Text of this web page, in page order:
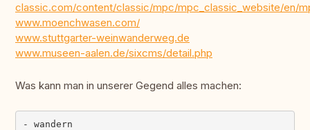
classic.com/content/classic/mpc/mpc_classic_website/en/
www.moenchwasen.com/
www.stuttgarter-weinwanderweg.de
www.museen-aalen.de/sixcms/detail.php
Was kann man in unserer Gegend alles machen:
- wandern